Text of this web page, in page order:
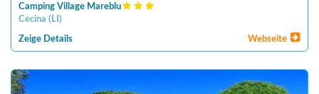
Camping Village Mareblu
Cecina ( LI )
Zeige Details Webseite